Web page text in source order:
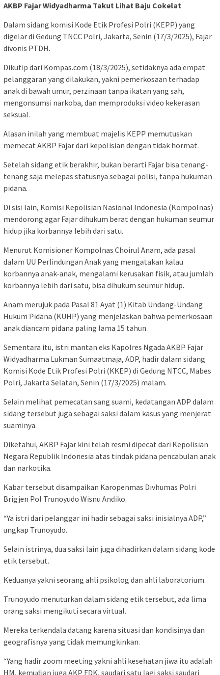
AKBP Fajar Widyadharma Takut Lihat Baju Cokelat
Dalam sidang komisi Kode Etik Profesi Polri (KEPP) yang
digelar di Gedung TNCC Polri, Jakarta, Senin (17/3/2025), Fajar
divonis PTDH.
Dikutip dari Kompas.com (18/3/2025), setidaknya ada empat
pelanggaran yang dilakukan, yakni pemerkosaan terhadap
anak di bawah umur, perzinaan tanpa ikatan yang sah,
mengonsumsi narkoba, dan memproduksi video kekerasan
seksual.
Alasan inilah yang membuat majelis KEPP memutuskan
memecat AKBP Fajar dari kepolisian dengan tidak hormat.
Setelah sidang etik berakhir, bukan berarti Fajar bisa tenang-
tenang saja melepas statusnya sebagai polisi, tanpa hukuman
pidana.
Di sisi lain, Komisi Kepolisian Nasional Indonesia (Kompolnas)
mendorong agar Fajar dihukum berat dengan hukuman seumur
hidup jika korbannya lebih dari satu.
Menurut Komisioner Kompolnas Choirul Anam, ada pasal
dalam UU Perlindungan Anak yang mengatakan kalau
korbannya anak-anak, mengalami kerusakan fisik, atau jumlah
korbannya lebih dari satu, bisa dihukum seumur hidup.
Anam merujuk pada Pasal 81 Ayat (1) Kitab Undang-Undang
Hukum Pidana (KUHP) yang menjelaskan bahwa pemerkosaan
anak diancam pidana paling lama 15 tahun.
Sementara itu, istri mantan eks Kapolres Ngada AKBP Fajar
Widyadharma Lukman Sumaatmaja, ADP, hadir dalam sidang
Komisi Kode Etik Profesi Polri (KKEP) di Gedung NTCC, Mabes
Polri, Jakarta Selatan, Senin (17/3/2025) malam.
Selain melihat pemecatan sang suami, kedatangan ADP dalam
sidang tersebut juga sebagai saksi dalam kasus yang menjerat
suaminya.
Diketahui, AKBP Fajar kini telah resmi dipecat dari Kepolisian
Negara Republik Indonesia atas tindak pidana pencabulan anak
dan narkotika.
Kabar tersebut disampaikan Karopenmas Divhumas Polri
Brigjen Pol Trunoyudo Wisnu Andiko.
“Ya istri dari pelanggar ini hadir sebagai saksi inisialnya ADP,”
ungkap Trunoyudo.
Selain istrinya, dua saksi lain juga dihadirkan dalam sidang kode
etik tersebut.
Keduanya yakni seorang ahli psikolog dan ahli laboratorium.
Trunoyudo menuturkan dalam sidang etik tersebut, ada lima
orang saksi mengikuti secara virtual.
Mereka terkendala datang karena situasi dan kondisinya dan
geografisnya yang tidak memungkinkan.
“Yang hadir zoom meeting yakni ahli kesehatan jiwa itu adalah
HM, kemudian juga AKP FDK, saudari satu lagi saksi saudari